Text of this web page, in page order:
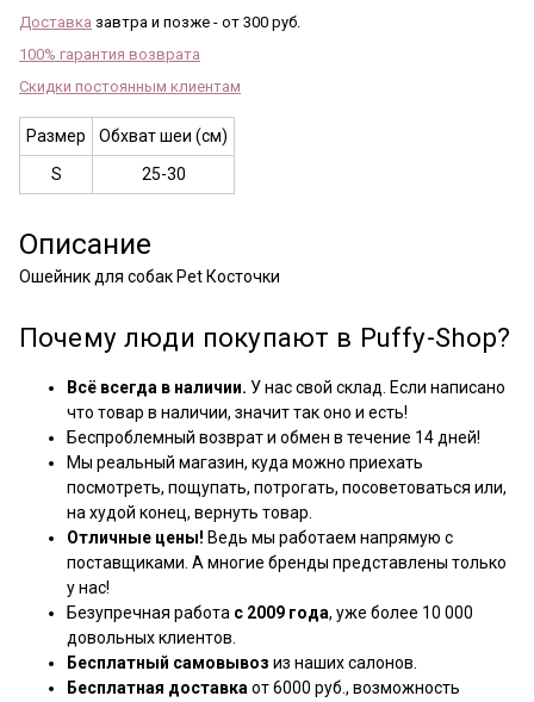
Доставка завтра и позже - от 300 руб.
100% гарантия возврата
Скидки постоянным клиентам
Размер
Обхват шеи (см)
S
25-30
Описание
Ошейник для собак Pet Косточки
Почему люди покупают в Puffy-Shop?
Всё всегда в наличии. У нас свой склад. Если написано
что товар в наличии, значит так оно и есть!
Беспроблемный возврат и обмен в течение 14 дней!
Мы реальный магазин, куда можно приехать
посмотреть, пощупать, потрогать, посоветоваться или,
на худой конец, вернуть товар.
Отличные цены! Ведь мы работаем напрямую с
поставщиками. А многие бренды представлены только
у нас!
Безупречная работа с 2009 года, уже более 10 000
довольных клиентов.
Бесплатный самовывоз из наших салонов.
Бесплатная доставка от 6000 руб., возможность